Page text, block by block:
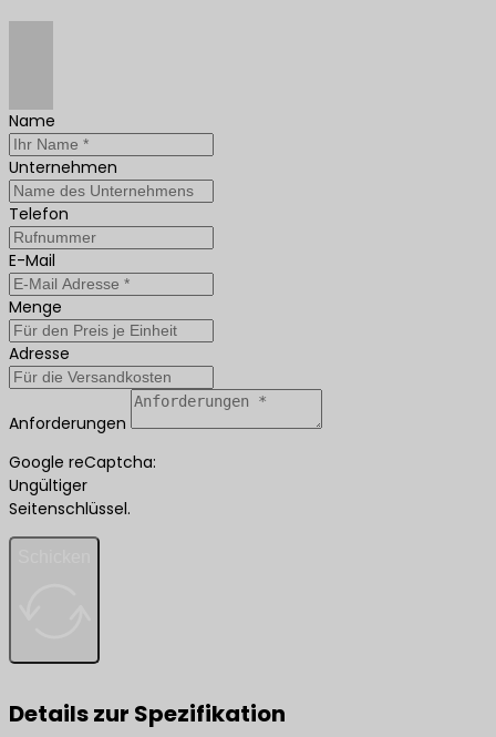
Name
Unternehmen
Telefon
E-Mail
Menge
Adresse
Anforderungen
Google reCaptcha:
Ungültiger
Seitenschlüssel.
Details zur Spezifikation